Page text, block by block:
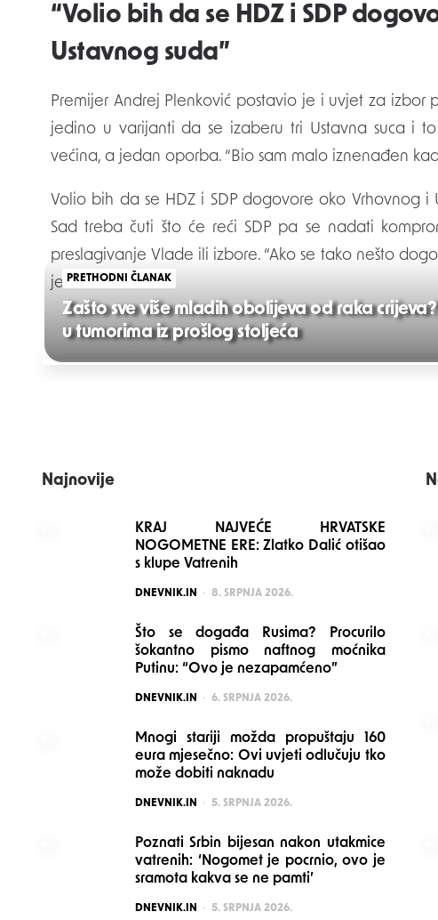
“Volio bih da se HDZ i SDP
Ustavnog suda”
Premijer Andrej Plenković postavio je i uvjet za izbor
jedino u varijanti da se izaberu tri Ustavna suca i
većina, a jedan oporba. “Bio sam malo iznenađen
Volio bih da se HDZ i SDP dogovore oko Vrhovnog
Sad treba čuti što će reći SDP pa se nadati
preslagivanje Vlade ili izbore. “Ako se tako nešto
je.
Post
PRETHODNI ČLANAK
Zašto sve više mladih obolijeva od raka
u tumorima iz prošlog stoljeća
Najnovije
KRAJ NAJVEĆE HRVATSKE
NOGOMETNE ERE: Zlatko Dalić otišao
s klupe Vatrenih
POSTED
DNEVNIK.IN 8. SRPNJA 2026.
Što se događa Rusima? Procurilo
šokantno pismo naftnog moćnika
Putinu: “Ovo je nezapamćeno”
POSTED
DNEVNIK.IN 6. SRPNJA 2026.
Mnogi stariji možda propuštaju 160
eura mjesečno: Ovi uvjeti odlučuju tko
može dobiti naknadu
POSTED
DNEVNIK.IN 5. SRPNJA 2026.
Poznati Srbin bijesan nakon utakmice
vatrenih: ‘Nogomet je pocrnio, ovo je
sramota kakva se ne pamti’
POSTED
DNEVNIK.IN 5. SRPNJA 2026.